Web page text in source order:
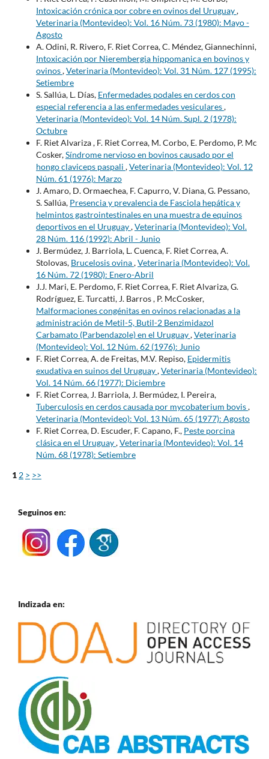
Intoxicación crónica por cobre en ovinos del Uruguay,
Veterinaria (Montevideo): Vol. 16 Núm. 73 (1980): Mayo -
Agosto
A. Odini, R. Rivero, F. Riet Correa, C. Méndez, Giannechinni,
Intoxicación por Nierembergia hippomanica en bovinos y
ovinos,Veterinaria (Montevideo): Vol. 31 Núm. 127 (1995):
Setiembre
S. Sallúa, L. Días, Enfermedades podales en cerdos con
especial referencia a las enfermedades vesiculares,
Veterinaria (Montevideo): Vol. 14 Núm. Supl. 2 (1978):
Octubre
F. Riet Alvariza , F. Riet Correa, M. Corbo, E. Perdomo, P. Mc
Cosker,Síndrome nervioso en bovinos causado por el
hongo claviceps paspali ,Veterinaria (Montevideo): Vol. 12
Núm. 61 (1976): Marzo
J. Amaro, D. Ormaechea, F. Capurro, V. Diana, G. Pessano,
S. Sallúa, Presencia y prevalencia de Fasciola hepática y
helmintos gastrointestinales en una muestra de equinos
deportivos en el Uruguay,Veterinaria (Montevideo): Vol.
28 Núm. 116 (1992): Abril - Junio
J. Bermúdez, J. Barriola, L. Cuenca, F. Riet Correa, A.
Stolovas, Brucelosis ovina,Veterinaria (Montevideo): Vol.
16 Núm. 72 (1980): Enero-Abril
J.J. Mari, E. Perdomo, F. Riet Correa, F. Riet Alvariza, G.
Rodríguez, E. Turcatti, J. Barros , P. McCosker,
Malformaciones congénitas en ovinos relacionadas a la
administración de Metil-5, Butil-2 Benzimidazol
Carbamato (Parbendazole) en el Uruguay,Veterinaria
(Montevideo): Vol. 12 Núm. 62 (1976): Junio
F. Riet Correa, A. de Freitas, M.V. Repiso, Epidermitis
exudativa en suinos del Uruguay,Veterinaria (Montevideo):
Vol. 14 Núm. 66 (1977): Diciembre
F. Riet Correa, J. Barriola, J. Bermúdez, I. Pereira,
Tuberculosis en cerdos causada por mycobaterium bovis,
Veterinaria (Montevideo): Vol. 13 Núm. 65 (1977): Agosto
F. Riet Correa, D. Escuder, F. Capano, F., Peste porcina
clásica en el Uruguay,Veterinaria (Montevideo): Vol. 14
Núm. 68 (1978): Setiembre
1 2 > >>
Seguinos en:
Indizada en: